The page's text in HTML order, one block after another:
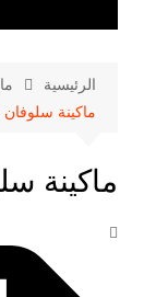
الرئيسية
ماكينة سلوفان
ماكينة